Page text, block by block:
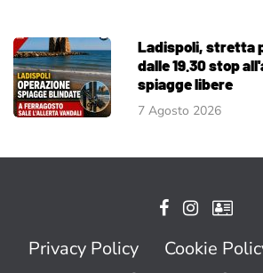
Ladispoli, stretta
dalle 19.30 stop
spiagge libere
7 Agosto 2026
Privacy Policy Cookie